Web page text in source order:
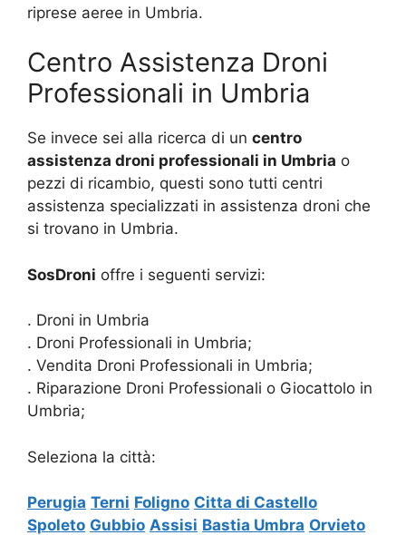
riprese aeree in Umbria.
Centro Assistenza Droni
Professionali in Umbria
Se invece sei alla ricerca di un centro
assistenza droni professionali in Umbria o
pezzi di ricambio, questi sono tutti centri
assistenza specializzati in assistenza droni che
si trovano in Umbria.
SosDroni offre i seguenti servizi:
. Droni in Umbria
. Droni Professionali in Umbria;
. Vendita Droni Professionali in Umbria;
. Riparazione Droni Professionali o Giocattolo in
Umbria;
Seleziona la città:
Perugia Terni Foligno Citta di Castello
Spoleto Gubbio Assisi Bastia Umbra Orvieto